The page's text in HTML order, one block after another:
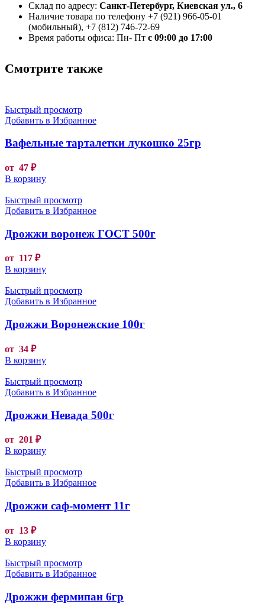
Склад по адресу: Санкт-Петербург, Киевская ул., 6
Наличие товара по телефону +7 (921) 966-05-01
(мобильный), +7 (812) 746-72-69
Время работы офиса: Пн- Пт с 09:00 до 17:00
Смотрите также
Быстрый просмотр
Добавить в Избранное
Вафельные тарталетки лукошко 25гр
от 47 ₽
В корзину
Быстрый просмотр
Добавить в Избранное
Дрожжи воронеж ГОСТ 500г
от 117 ₽
В корзину
Быстрый просмотр
Добавить в Избранное
Дрожжи Воронежские 100г
от 34 ₽
В корзину
Быстрый просмотр
Добавить в Избранное
Дрожжи Невада 500г
от 201 ₽
В корзину
Быстрый просмотр
Добавить в Избранное
Дрожжи саф-момент 11г
от 13 ₽
В корзину
Быстрый просмотр
Добавить в Избранное
Дрожжи фермипан 6гр